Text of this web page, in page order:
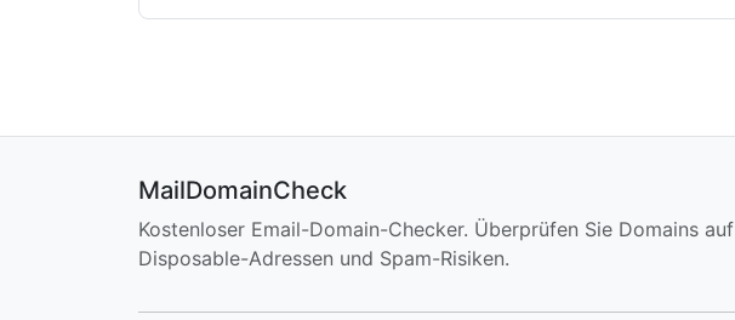
MailDomainCheck
Kostenloser Email-Domain-Checker. Überprüfen Sie Domains auf
Disposable-Adressen und Spam-Risiken.